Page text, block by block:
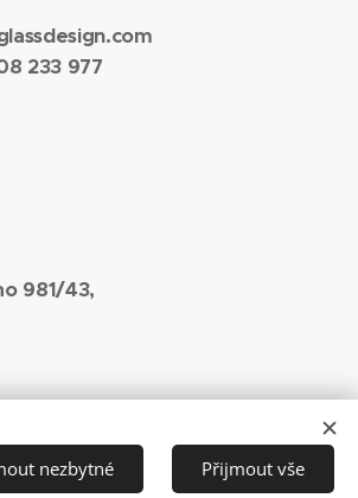
233 977
981/43,
nezbytné Přijmout vše